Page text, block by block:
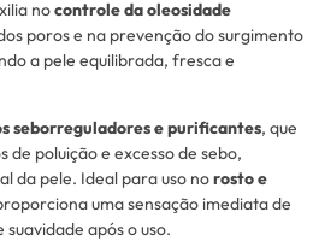
nocontrole da oleosidade
poros e na prevenção do surgimento
a pele equilibrada, fresca e
seborreguladores e purificantes, que
de poluição e excesso de sebo,
da pele. Ideal para uso norosto e
uma sensação imediata de
após o uso.